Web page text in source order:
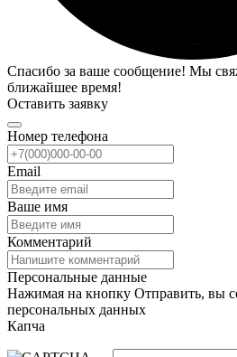
Спасибо за ваше сообщение! Мы
ближайшее время!
Оставить заявку
Номер телефона
Email
Ваше имя
Комментарий
Персональные данные
Нажимая на кнопку Отправить, вы
персональных данных
Капча